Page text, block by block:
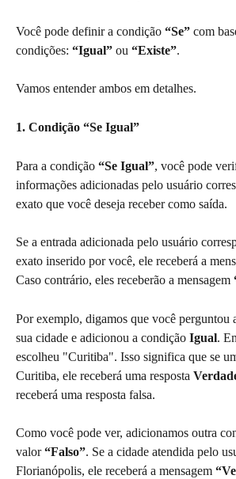
Você pode definir a condição “Se” com
condições: “Igual” ou “Existe”.
Vamos entender ambos em detalhes.
1. Condição “Se Igual”
Para a condição “Se Igual”, você pode
informações adicionadas pelo usuário
exato que você deseja receber como saída.
Se a entrada adicionada pelo usuário
exato inserido por você, ele receberá a
Caso contrário, eles receberão a mensagem
Por exemplo, digamos que você perguntou
sua cidade e adicionou a condição Igual.
escolheu "Curitiba". Isso significa que se
Curitiba, ele receberá uma resposta
receberá uma resposta falsa.
Como você pode ver, adicionamos outra
valor “Falso”. Se a cidade atendida pelo
Florianópolis, ele receberá a mensagem